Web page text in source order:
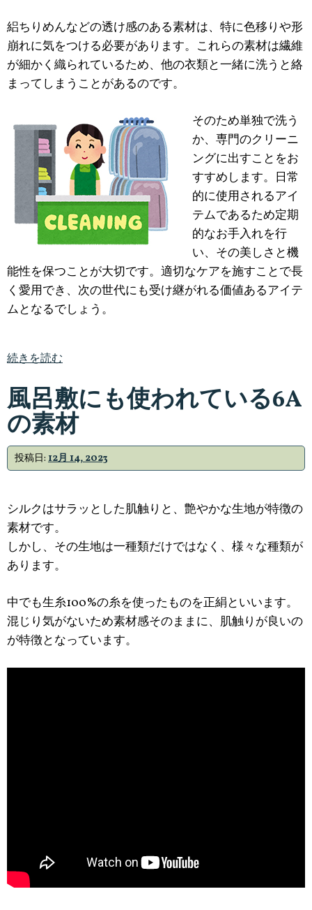
絽ちりめんなどの透け感のある素材は、特に色移りや形
崩れに気をつける必要があります。これらの素材は繊維
が細かく織られているため、他の衣類と一緒に洗うと絡
まってしまうことがあるのです。
そのため単独で洗う
か、専門のクリーニ
ングに出すことをお
すすめします。日常
的に使用されるアイ
テムであるため定期
的なお手入れを行
い、その美しさと機
能性を保つことが大切です。適切なケアを施すことで長
く愛用でき、次の世代にも受け継がれる価値あるアイテ
ムとなるでしょう。
続きを読む
風呂敷にも使われている6A
の素材
投稿日: 12月 14, 2023
シルクはサラッとした肌触りと、艶やかな生地が特徴の
素材です。
しかし、その生地は一種類だけではなく、様々な種類が
あります。
中でも生糸100%の糸を使ったものを正絹といいます。
混じり気がないため素材感そのままに、肌触りが良いの
が特徴となっています。